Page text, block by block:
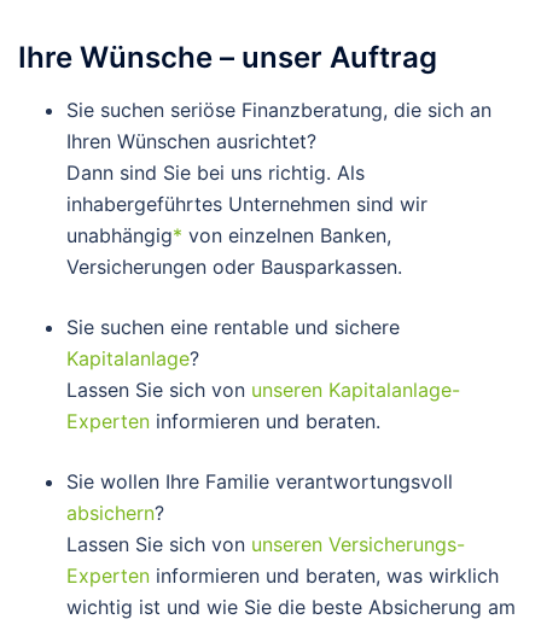
Ihre Wünsche – unser Auftrag
Sie suchen seriöse Finanzberatung, die sich an
Ihren Wünschen ausrichtet?
Dann sind Sie bei uns richtig. Als
inhabergeführtes Unternehmen sind wir
unabhängig* von einzelnen Banken,
Versicherungen oder Bausparkassen.
Sie suchen eine rentable und sichere
Kapitalanlage?
Lassen Sie sich von unseren Kapitalanlage-
Experten informieren und beraten.
Sie wollen Ihre Familie verantwortungsvoll
absichern?
Lassen Sie sich von unseren Versicherungs-
Experten informieren und beraten, was wirklich
wichtig ist und wie Sie die beste Absicherung am